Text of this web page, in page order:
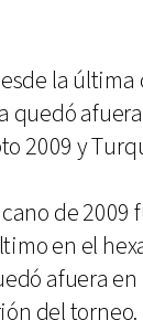
la
quedó
2009 y
de 2009
en el
afuera
del torneo.